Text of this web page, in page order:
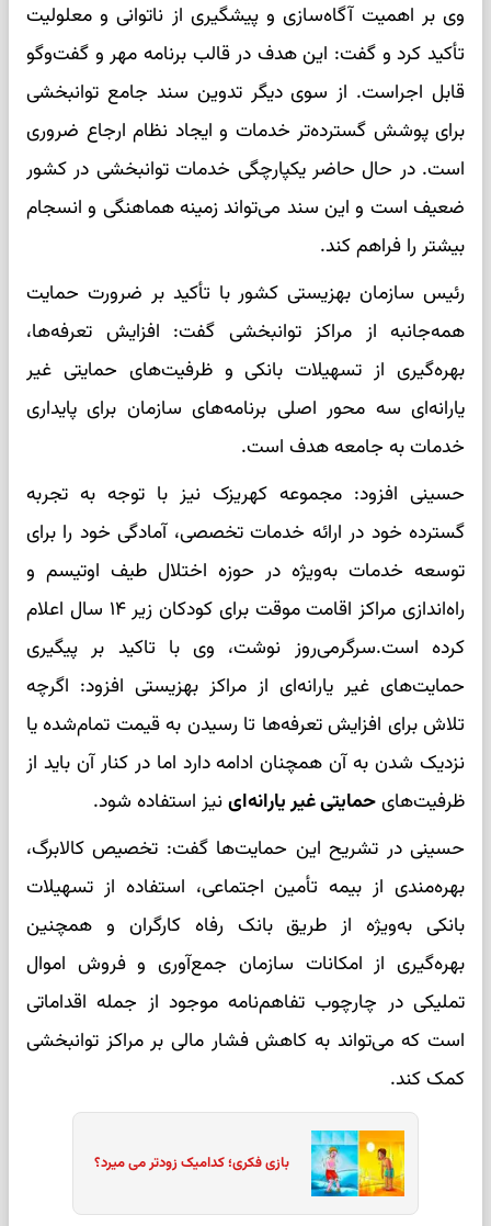
وی بر اهمیت آگاه‌سازی و پیشگیری از ناتوانی و معلولیت
تأکید کرد و گفت: این هدف در قالب برنامه‌ مهر و گفت‌وگو
قابل اجراست. از سوی دیگر تدوین سند جامع توانبخشی
برای پوشش گسترده‌تر خدمات و ایجاد نظام ارجاع ضروری
است. در حال حاضر یکپارچگی خدمات توانبخشی در کشور
ضعیف است و این سند می‌تواند زمینه هماهنگی و انسجام
بیشتر را فراهم کند.
رئیس سازمان بهزیستی کشور با تأکید بر ضرورت حمایت
همه‌جانبه از مراکز توانبخشی گفت: افزایش تعرفه‌ها،
بهره‌گیری از تسهیلات بانکی و ظرفیت‌های حمایتی غیر
یارانه‌ای سه محور اصلی برنامه‌های سازمان برای پایداری
خدمات به جامعه هدف است.
حسینی افزود: مجموعه کهریزک نیز با توجه به تجربه
گسترده خود در ارائه خدمات تخصصی، آمادگی خود را برای
توسعه خدمات به‌ویژه در حوزه اختلال طیف اوتیسم و
راه‌اندازی مراکز اقامت موقت برای کودکان زیر ۱۴ سال اعلام
کرده است.سرگرمی‌روز نوشت، وی با تاکید بر پیگیری
حمایت‌های غیر یارانه‌ای از مراکز بهزیستی افزود: اگرچه
تلاش برای افزایش تعرفه‌ها تا رسیدن به قیمت تمام‌شده یا
نزدیک شدن به آن همچنان ادامه دارد اما در کنار آن باید از
ظرفیت‌هایحمایتی غیر یارانه‌اینیز استفاده شود.
حسینی در تشریح این حمایت‌ها گفت: تخصیص کالابرگ،
بهره‌مندی از بیمه تأمین اجتماعی، استفاده از تسهیلات
بانکی به‌ویژه از طریق بانک رفاه کارگران و همچنین
بهره‌گیری از امکانات سازمان جمع‌آوری و فروش اموال
تملیکی در چارچوب تفاهم‌نامه موجود از جمله اقداماتی
است که می‌تواند به کاهش فشار مالی بر مراکز توانبخشی
کمک کند.
بازی فکری؛ کدامیک زودتر می میرد؟